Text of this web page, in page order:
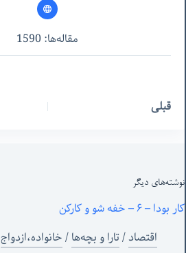
مقاله‌ها: 1590
قبلی
نوشته‌های‌ دیگر
کار بودا – ۶ – خفه شو و کارکن
اقتصاد/تارا و بچه‌ها/خانواده،ازدواج